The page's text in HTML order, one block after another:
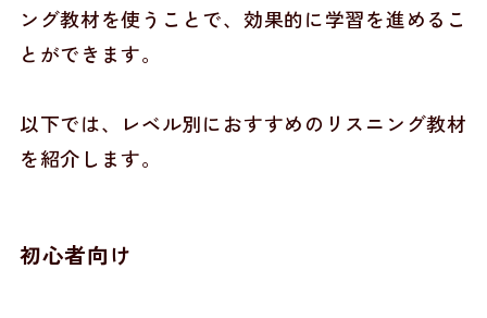
ング教材を使うことで、効果的に学習を進めるこ
とができます。
以下では、レベル別におすすめのリスニング教材
を紹介します。
初心者向け